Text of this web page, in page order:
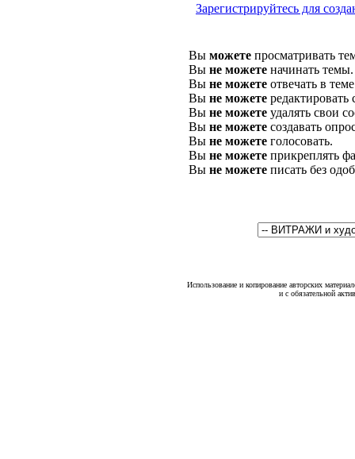
Зарегистрируйтесь для
Вы можете просматривать
Вы не можете начинать темы.
Вы не можете отвечать в
Вы не можете
Вы не можете удалять свои
Вы не можете создавать
Вы не можете голосовать.
Вы не можете прикреплять
Вы не можете писать без
Использование и копирование авторских
и с обязательной